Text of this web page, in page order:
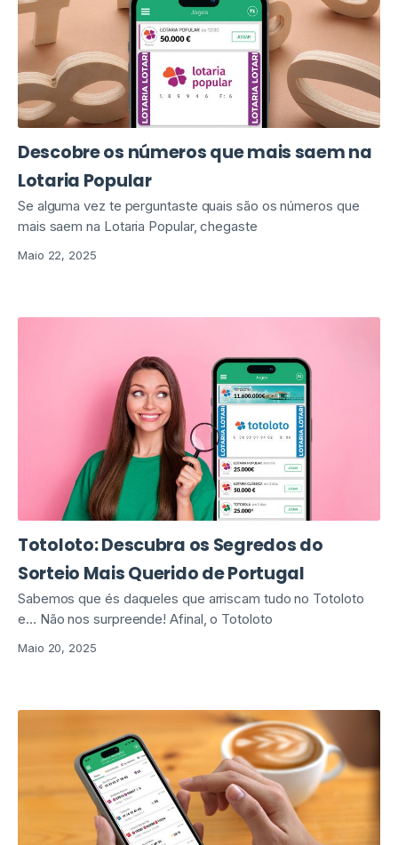
Descobre os números que mais saem na
Lotaria Popular
Se alguma vez te perguntaste quais são os números que
mais saem na Lotaria Popular, chegaste
Maio 22, 2025
Totoloto: Descubra os Segredos do
Sorteio Mais Querido de Portugal
Sabemos que és daqueles que arriscam tudo no Totoloto
e… Não nos surpreende! Afinal, o Totoloto
Maio 20, 2025